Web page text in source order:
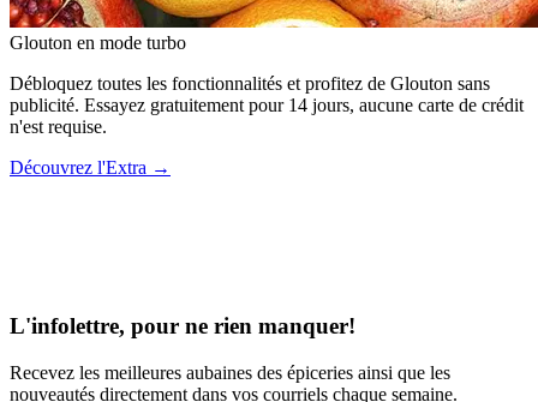
Glouton en mode turbo
Débloquez toutes les fonctionnalités et profitez de Glouton sans
publicité. Essayez gratuitement pour 14 jours, aucune carte de crédit
n'est requise.
Découvrez l'Extra →
L'infolettre, pour ne rien manquer!
Recevez les meilleures aubaines des épiceries ainsi que les
nouveautés directement dans vos courriels chaque semaine.